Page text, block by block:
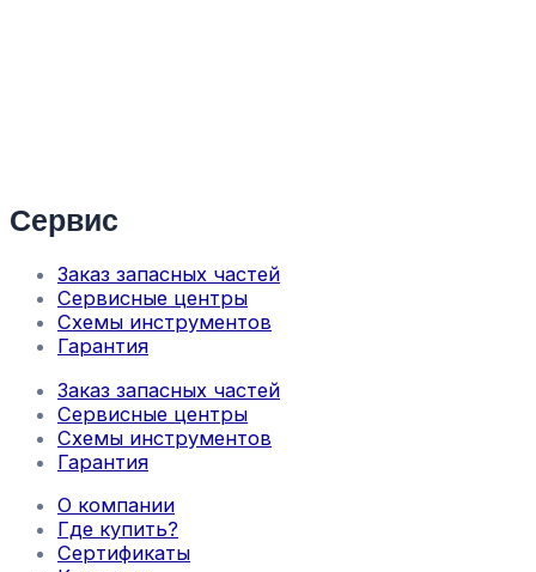
Сервис
Заказ запасных частей
Сервисные центры
Схемы инструментов
Гарантия
Заказ запасных частей
Сервисные центры
Схемы инструментов
Гарантия
О компании
Где купить?
Сертификаты